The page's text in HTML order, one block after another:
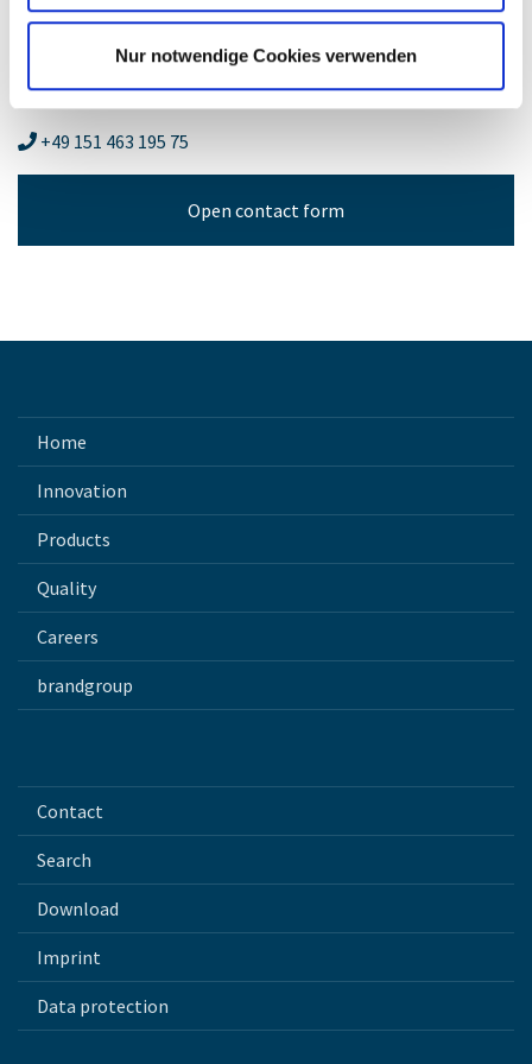
Nur notwendige Cookies verwenden
Head of Key Account Management
roberbiermann@brand-group.com
+49 151 463 195 75
Open contact form
Home
Innovation
Products
Quality
Careers
brandgroup
Contact
Search
Download
Imprint
Data protection